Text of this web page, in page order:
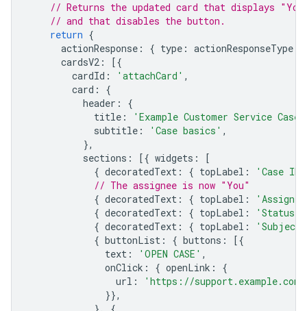
// Returns the updated card that displays
// and that disables the button.
return {
actionResponse : { type : actionResponseType
cardsV2 :
[{
cardId : 'attachCard' ,
card :
{
header :
{
title : 'Example Customer Service Case'
subtitle : 'Case basics' ,
},
sections : [{ widgets :
[
{ decoratedText : { topLabel : 'Case ID'
// The assignee is now "You"
{ decoratedText : { topLabel :
{ decoratedText : { topLabel : 'Status'
{ decoratedText : { topLabel :
'Subject'
{ buttonList : { buttons :
[{
text : 'OPEN CASE' ,
onClick : { openLink :
{
url :
'https://
}},